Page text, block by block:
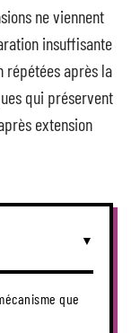
ne viennent
insuffisante
répétées après la
qui préservent
extension
que